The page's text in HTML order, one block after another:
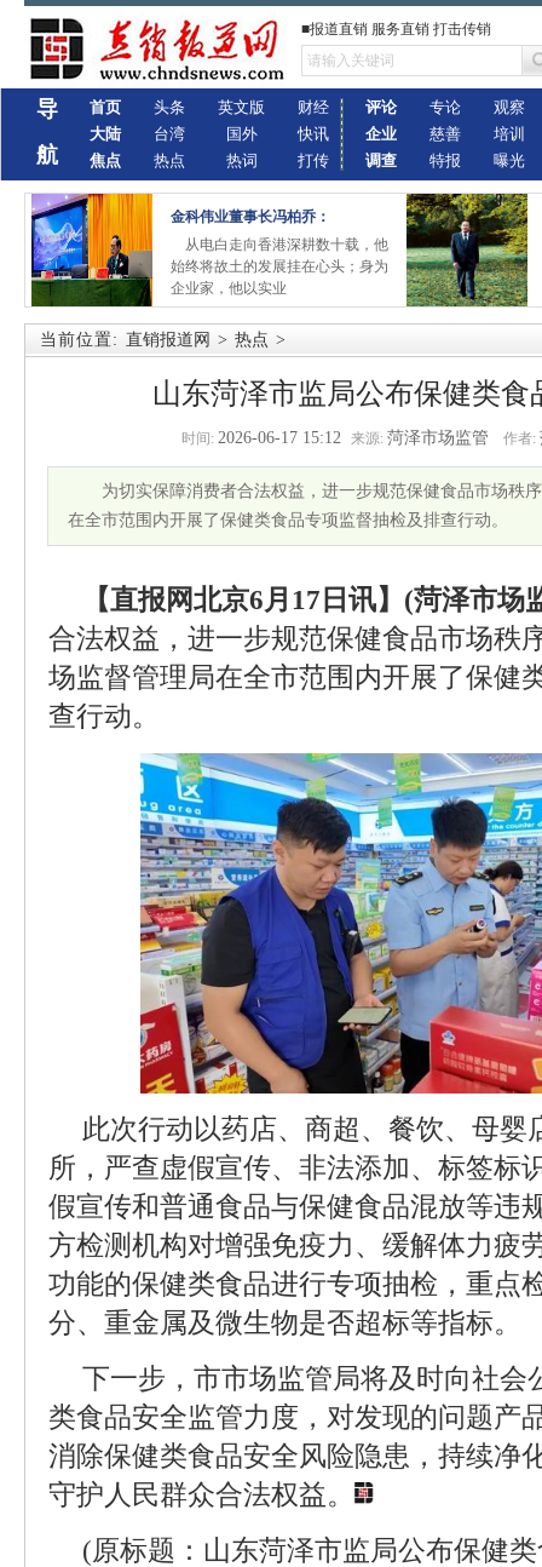
■报道直销 服务直销 打击传销
导
航
首页
大陆
焦点
头条
台湾
热点
英文版
国外
热词
财经
快讯
打传
评论
企业
调查
专论
慈善
特报
观察
培训
曝光
金科伟业董事长冯柏乔：
从电白走向香港深耕数十载，他
始终将故土的发展挂在心头；身为
企业家，他以实业
当前位置: 直销报道网 > 热点 >
山东菏泽市监局公布保健类食
时间: 2026-06-17 15:12 来源: 菏泽市场监管 作者:
为切实保障消费者合法权益，进一步规范保健食品市场秩
在全市范围内开展了保健类食品专项监督抽检及排查行动。
【直报网北京6月17日讯】(菏泽市场
合法权益，进一步规范保健食品市场秩
场监督管理局在全市范围内开展了保健
查行动。
此次行动以药店、商超、餐饮、母婴
所，严查虚假宣传、非法添加、标签标
假宣传和普通食品与保健食品混放等违
方检测机构对增强免疫力、缓解体力疲
功能的保健类食品进行专项抽检，重点
分、重金属及微生物是否超标等指标。
下一步，市市场监管局将及时向社会
类食品安全监管力度，对发现的问题产
消除保健类食品安全风险隐患，持续净
守护人民群众合法权益。
(原标题：山东菏泽市监局公布保健